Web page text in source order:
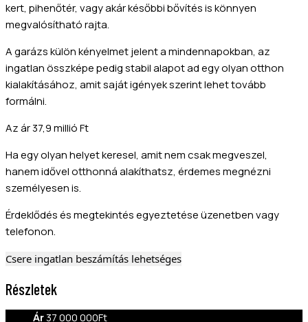
kert, pihenőtér, vagy akár későbbi bővítés is könnyen
megvalósítható rajta.
A garázs külön kényelmet jelent a mindennapokban, az
ingatlan összképe pedig stabil alapot ad egy olyan otthon
kialakításához, amit saját igények szerint lehet tovább
formálni.
Az ár 37,9 millió Ft
Ha egy olyan helyet keresel, amit nem csak megveszel,
hanem idővel otthonná alakíthatsz, érdemes megnézni
személyesen is.
Érdeklődés és megtekintés egyeztetése üzenetben vagy
telefonon.
Csere ingatlan beszámítás lehetséges
Részletek
Ár37 000 000Ft